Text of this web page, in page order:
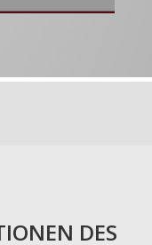
DES